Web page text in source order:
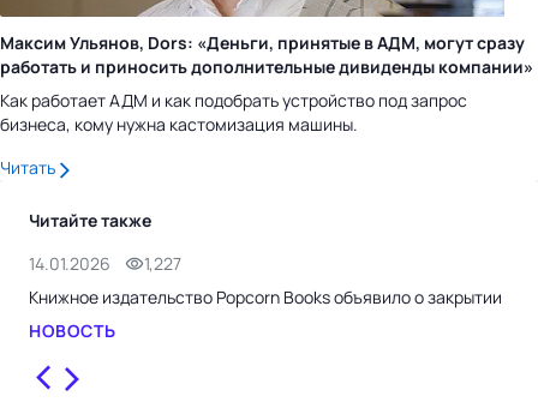
Максим Ульянов, Dors: «Деньги, принятые в АДМ, могут сразу
работать и приносить дополнительные дивиденды компании»
Как работает АДМ и как подобрать устройство под запрос
бизнеса, кому нужна кастомизация машины.
Читать
Читайте также
14.01.2026
1,227
Книжное издательство Popcorn Books объявило о закрытии
НОВОСТЬ